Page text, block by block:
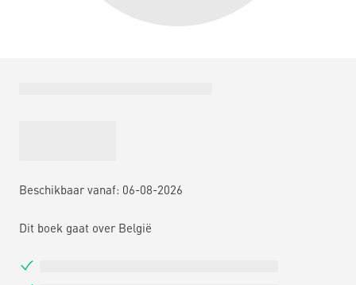
Beschikbaar vanaf: 06-08-2026
Dit boek gaat over België